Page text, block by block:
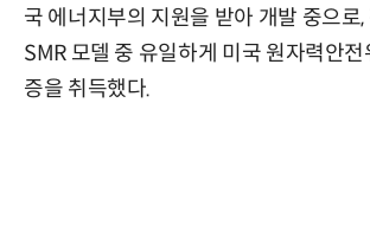
국 에너지부의 지원을 받아 개발 중으로
SMR 모델 중 유일하게 미국 원자력안
증을 취득했다.